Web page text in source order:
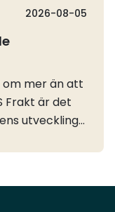
2026-08-05
mer än att
Frakt är det
utveckling
mellan